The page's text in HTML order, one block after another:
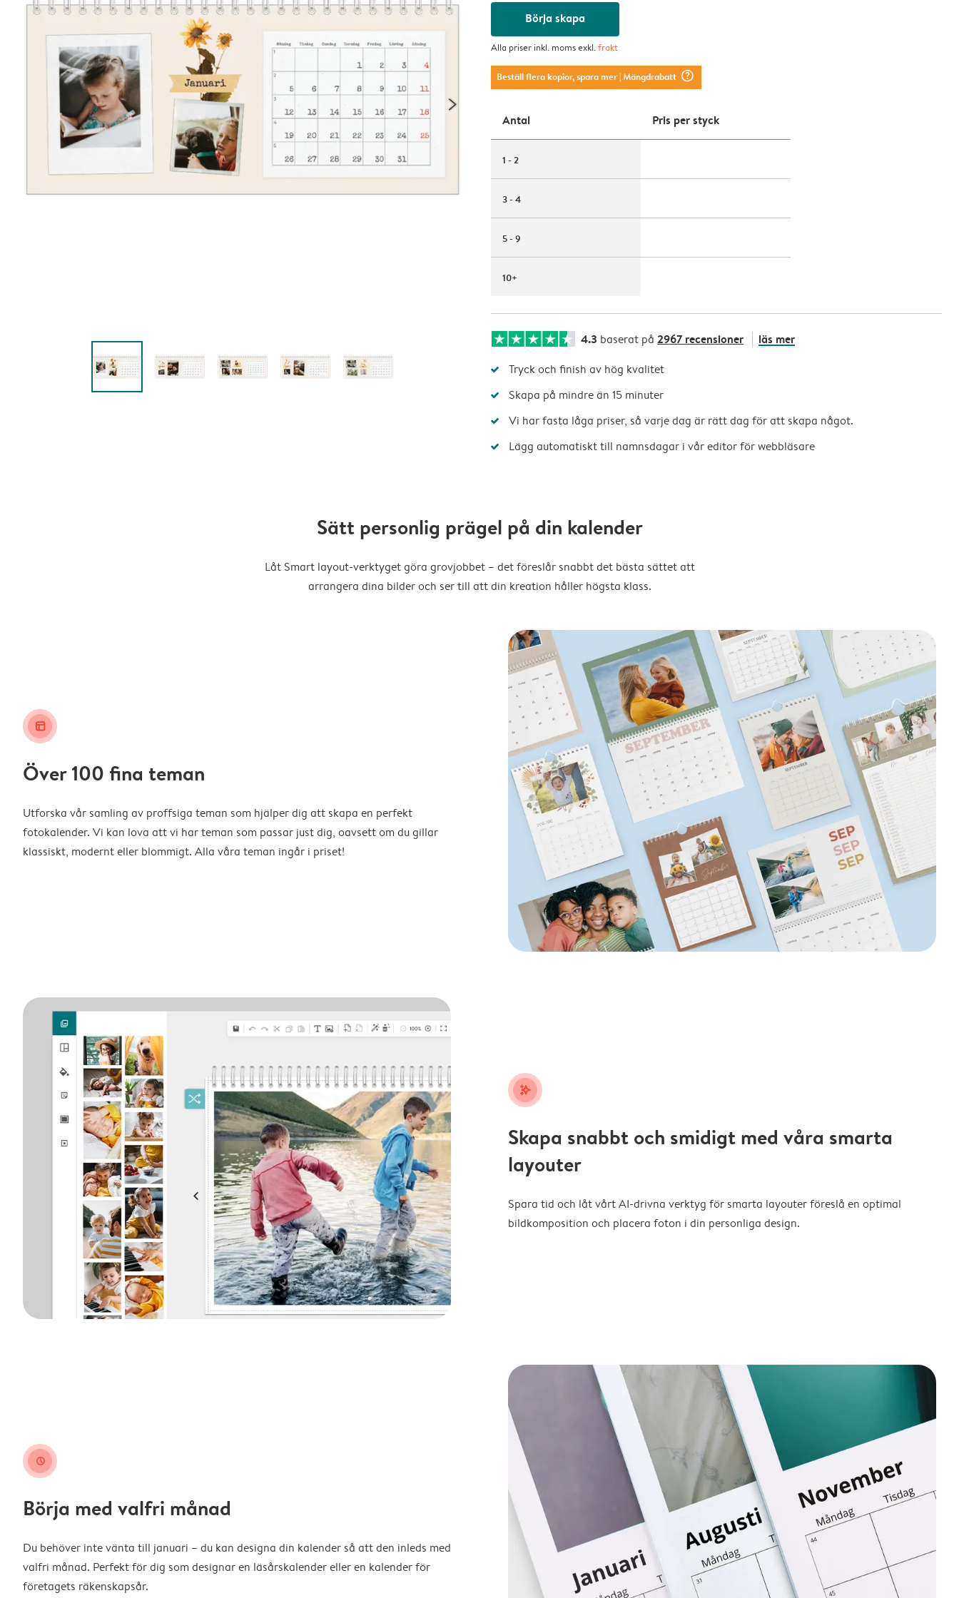
Börja skapa
Alla priser inkl. moms exkl.frakt
Beställ flera kopior, spara mer| Mängdrabatt question_mark_circle
Antal Pris per styck
1 - 2
3 - 4
5 - 9
10+
4.3 baserat på 2967 recensioner läs mer
Tryck och finish av hög kvalitet
Skapa på mindre än 15 minuter
Vi har fasta låga priser, så varje dag är rätt dag för att skapa något.
Lägg automatiskt till namnsdagar i vår editor för webbläsare
Sätt personlig prägel på din kalender
Låt Smart layout-verktyget göra grovjobbet – det föreslår snabbt det bästa sättet att
arrangera dina bilder och ser till att din kreation håller högsta klass.
layout_alt
Över 100 fina teman
Utforska vår samling av proffsiga teman som hjälper dig att skapa en perfekt
fotokalender. Vi kan lova att vi har teman som passar just dig, oavsett om du gillar
klassiskt, modernt eller blommigt. Alla våra teman ingår i priset!
stars_plus
Skapa snabbt och smidigt med våra smarta
layouter
Spara tid och låt vårt AI-drivna verktyg för smarta layouter föreslå en optimal
bildkomposition och placera foton i din personliga design.
clock
Börja med valfri månad
Du behöver inte vänta till januari – du kan designa din kalender så att den inleds med
valfri månad. Perfekt för dig som designar en läsårskalender eller en kalender för
företagets räkenskapsår.